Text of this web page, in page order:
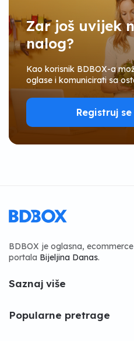
Zar još uvijek
nalog?
Kao korisnik BDBOX-a
oglase i komunicirati sa
Registruj
BDBOX je oglasna,
portala Bijeljina Danas.
Saznaj više
Popularne pretrage